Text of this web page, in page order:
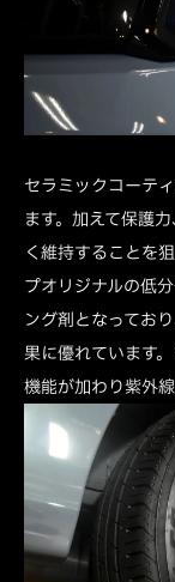
セラミックコーテ
ます。加えて保護
く維持することを
プオリジナルの低
ング剤となってお
果に優れています
機能が加わり紫外